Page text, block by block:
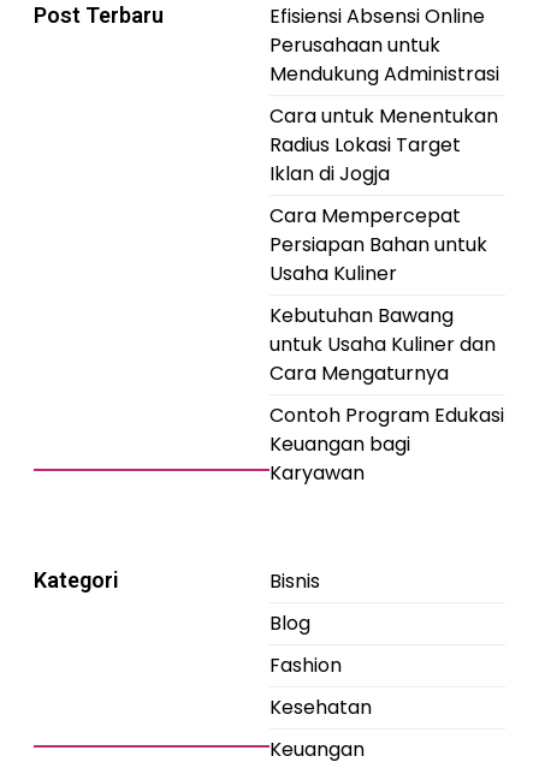
Post Terbaru
Efisiensi Absensi Online
Perusahaan untuk
Mendukung Administrasi
Cara untuk Menentukan
Radius Lokasi Target
Iklan di Jogja
Cara Mempercepat
Persiapan Bahan untuk
Usaha Kuliner
Kebutuhan Bawang
untuk Usaha Kuliner dan
Cara Mengaturnya
Contoh Program Edukasi
Keuangan bagi
Karyawan
Kategori
Bisnis
Blog
Fashion
Kesehatan
Keuangan